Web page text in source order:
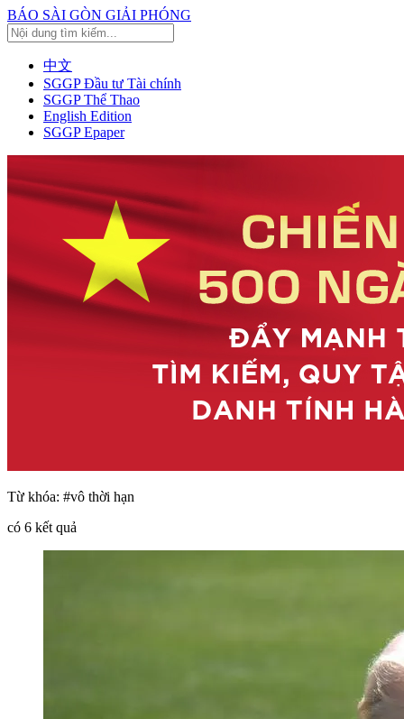
BÁO SÀI GÒN GIẢI PHÓNG
中文
SGGP Đầu tư Tài chính
SGGP Thể Thao
English Edition
SGGP Epaper
Từ khóa: #vô thời hạn
có 6 kết quả